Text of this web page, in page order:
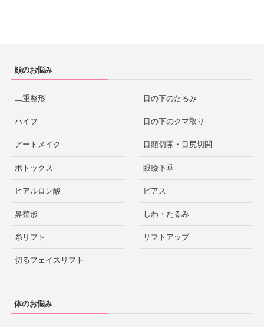
顔のお悩み
二重整形
ハイフ
アートメイク
ボトックス
ヒアルロン酸
鼻整形
糸リフト
切るフェイスリフト
目の下のたるみ
目の下のクマ取り
目頭切開・目尻切開
眼瞼下垂
ピアス
しわ・たるみ
リフトアップ
体のお悩み